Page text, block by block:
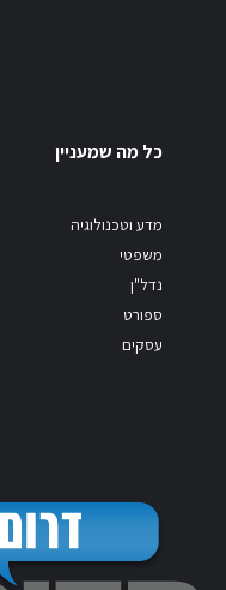
כל מה שמעניין
מדע וטכנולוגיה
משפטי
נדל"ן
ספורט
עסקים